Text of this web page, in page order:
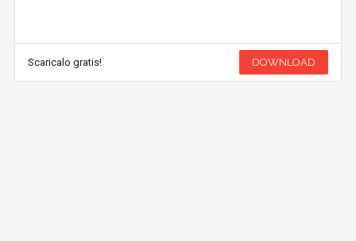
Scaricalo gratis! DOWNLOAD